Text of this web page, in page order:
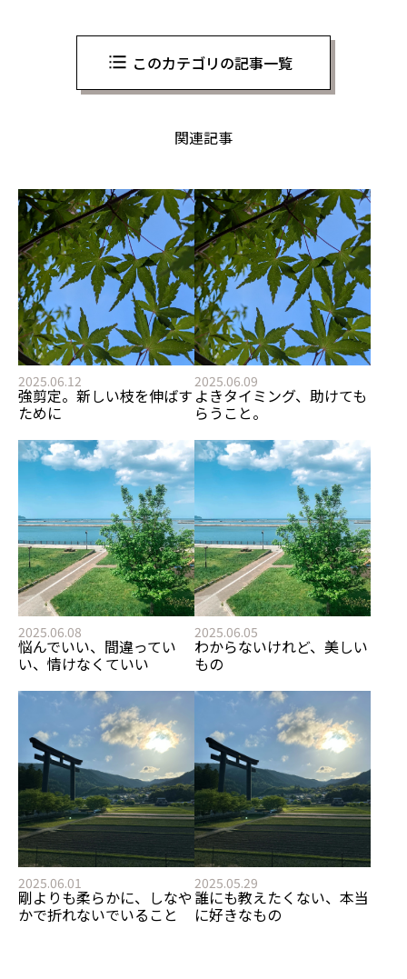
このカテゴリの記事一覧
関連記事
2025.06.12
強剪定。新しい枝を伸ばす
ために
2025.06.09
よきタイミング、助けても
らうこと。
2025.06.08
悩んでいい、間違ってい
い、情けなくていい
2025.06.05
わからないけれど、美しい
もの
2025.06.01
剛よりも柔らかに、しなや
かで折れないでいること
2025.05.29
誰にも教えたくない、本当
に好きなもの